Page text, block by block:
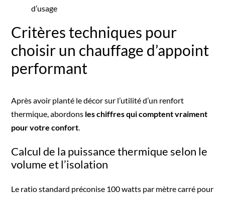
d’usage
Critères techniques pour
choisir un chauffage d’appoint
performant
Après avoir planté le décor sur l’utilité d’un renfort
thermique, abordons les chiffres qui comptent vraiment
pour votre confort.
Calcul de la puissance thermique selon le
volume et l’isolation
Le ratio standard préconise 100 watts par mètre carré pour